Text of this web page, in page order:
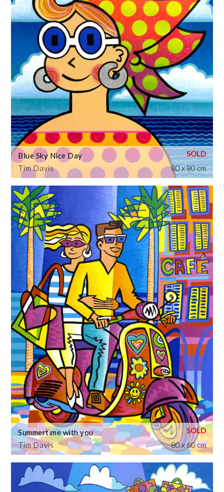
Tim Davis
Blue Sky Nice Day
80 x 80 cm
Tim Davis
Summertime with you
80 x 60 cm